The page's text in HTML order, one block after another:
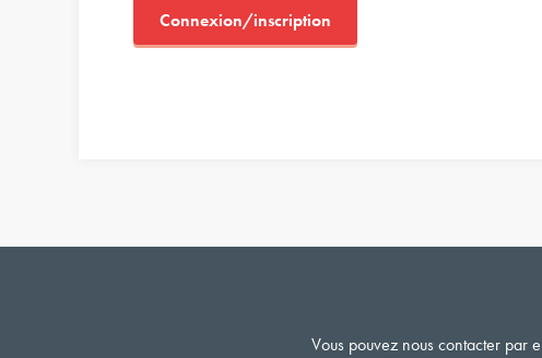
Connexion/inscription
Vous pouvez nous contacter par